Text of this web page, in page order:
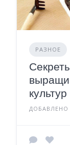
РАЗНОЕ
культур
ДОБАВЛЕНО